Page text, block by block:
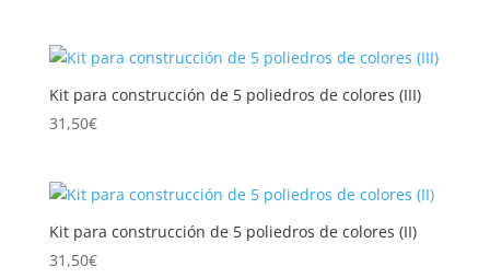
Kit para construcción de 5 poliedros de colores (III)
31,50€
Kit para construcción de 5 poliedros de colores (II)
31,50€